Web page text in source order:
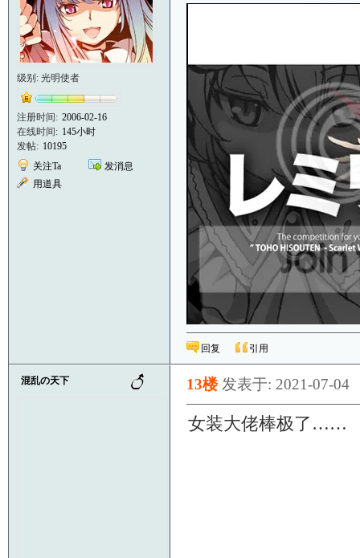
级别: 光明使者
注册时间: 2006-02-16
在线时间: 145小时
发帖: 10195
关注Ta
发消息
用道具
回复 引用
混乱の天下 13楼 发表于: 2021-07-04
女装大佬棒极了……